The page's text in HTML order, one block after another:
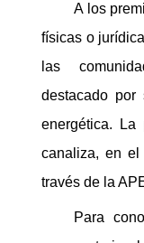
A los
físicas o
las
destacado por
energética. La
canaliza, en
través de la
Para